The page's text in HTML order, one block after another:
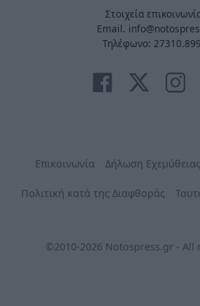
Στοιχεία
Email.
Τηλέφωνο:
Επικοινωνία Δήλωση Εχεμύθειας
Πολιτική κατά της Διαφθοράς
©2010-2026 Notospress.gr - All